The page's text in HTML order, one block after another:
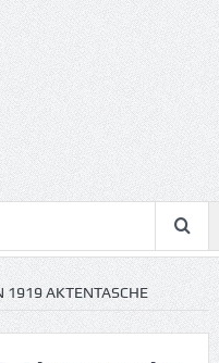
1919 AKTENTASCHE